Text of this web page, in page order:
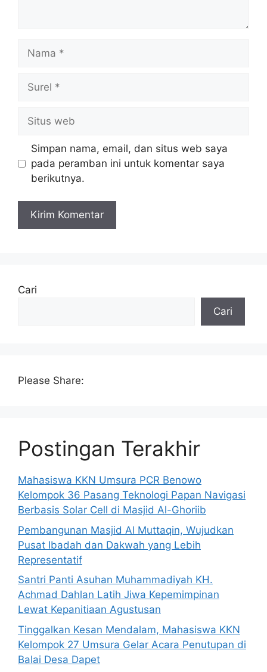
web
Simpan nama, email, dan situs web saya
pada peramban ini untuk komentar saya
berikutnya.
Cari
Cari
Please Share:
Postingan Terakhir
Mahasiswa KKN Umsura PCR Benowo
Kelompok 36 Pasang Teknologi Papan Navigasi
Berbasis Solar Cell di Masjid Al-Ghoriib
Pembangunan Masjid Al Muttaqin, Wujudkan
Pusat Ibadah dan Dakwah yang Lebih
Representatif
Santri Panti Asuhan Muhammadiyah KH.
Achmad Dahlan Latih Jiwa Kepemimpinan
Lewat Kepanitiaan Agustusan
Tinggalkan Kesan Mendalam, Mahasiswa KKN
Kelompok 27 Umsura Gelar Acara Penutupan di
Balai Desa Dapet